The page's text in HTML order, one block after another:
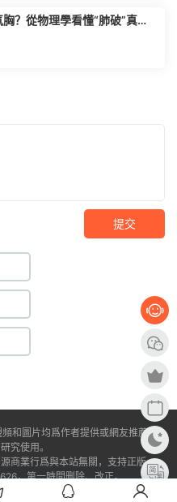
？從物理學看懂“肺破”真
提交
和圖片均爲作者提供或網友推薦收
究使用。
商業行爲與本站無關，支持正版。
，第一時間删除、改正。
号-1